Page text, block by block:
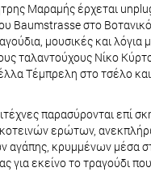
Μαραμής έρχεται
Baumstrasse στο
μουσικές και λόγια
ταλαντούχους Νίκο
Τέμπρελη στο τσέλο
παρασύρονται επί
ερώτων,
αγάπης, κρυμμένων μέσα
για εκείνο το τραγούδι